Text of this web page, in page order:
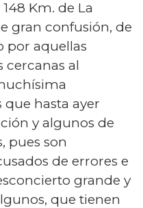
Km. de La
gran confusión, de
por aquellas
cercanas al
hasta ayer
y algunos de
pues son
de errores e
grande y
que tienen